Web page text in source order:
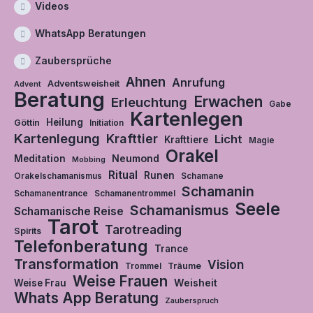
Videos
WhatsApp Beratungen
Zaubersprüche
Advent Adventsweisheit Ahnen Anrufung
Beratung Erleuchtung Erwachen Gabe
Göttin Heilung Initiation Kartenlegen
Kartenlegung Krafttier Krafttiere Licht Magie
Meditation Mobbing Neumond Orakel
Orakelschamanismus Ritual Runen
Schamane
Schamanentrance
Schamanentrommel Schamanin
Schamanische Reise Schamanismus Seele
Spirits Tarot Tarotreading
Telefonberatung Trance
Transformation Trommel Träume Vision
Weise Frau Weise Frauen Weisheit
Whats App Beratung Zauberspruch